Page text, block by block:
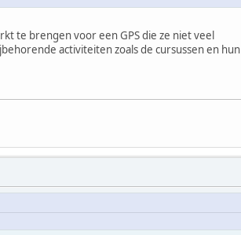
te brengen voor een GPS die ze niet veel
activiteiten zoals de cursussen en hun